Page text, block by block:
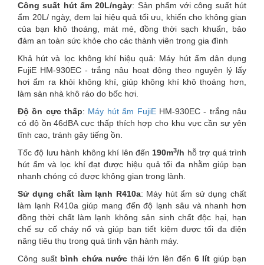
Công suất hút ẩm 20L/ngày: Sản phẩm với công suất hút
ẩm 20L/ ngày, đem lại hiệu quả tối ưu, khiến cho không gian
của bạn khô thoáng, mát mẻ, đồng thời sạch khuẩn, bảo
đảm an toàn sức khỏe cho các thành viên trong gia đình
Khả hút và lọc không khí hiệu quả: Máy hút ẩm dân dụng
FujiE HM-930EC - trắng nâu hoạt động theo nguyên lý lấy
hơi ẩm ra khỏi không khí, giúp không khí khô thoáng hơn,
làm sàn nhà khô ráo do bốc hơi.
Độ ồn cực thấp: Máy hút ẩm FujiEHM-930EC - trắng nâu
có độ ồn 46dBA cực thấp thích hợp cho khu vực cần sự yên
tĩnh cao, tránh gây tiếng ồn.
Tốc độ lưu hành không khí lên đến190m3/h hỗ trợ quá trình
hút ẩm và lọc khí đạt được hiệu quả tối đa nhằm giúp bạn
nhanh chóng có được không gian trong lành.
Sử dụng chất làm lạnh R410a: Máy hút ẩm sử dụng chất
làm lạnh R410a giúp mang đến độ lạnh sâu và nhanh hơn
đồng thời chất làm lạnh không sản sinh chất độc hại, hạn
chế sự cố cháy nổ và giúp bạn tiết kiệm được tối đa điện
năng tiêu thụ trong quá tình vận hành máy.
Công suất bình chứa nước thải lớn lên đến 6 lít giúp bạn